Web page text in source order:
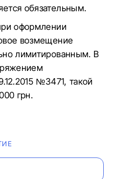
обязательным.
оформлении
возмещение
лимитированным. В
№3471, такой
грн.